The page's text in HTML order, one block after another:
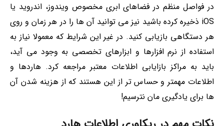
در فواصل منظم در فضاهای ابری مخصوص ویندوز، اندروید یا
iOS ذخیره کرده باشید نیز می توانید آن ها را در هر زمان و روی
هر دستگاهی بازیابی کنید. در غیر این شرایط که معمولا نیاز به
استفاده از نرم افزارها و ابزارهای تخصصی به وجود می آید،
باید به مراکز بازایابی اطلاعات معتبر مراجعه کرد. هاردها و
اطلاعات مهمتر و حساس تر از این هستند که از هزینه شدن آن
ها برای یادگیری مان نترسیم!